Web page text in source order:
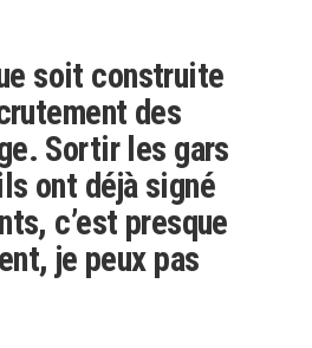
soit construite
des
Sortir les gars
ont déjà signé
c’est presque
je peux pas